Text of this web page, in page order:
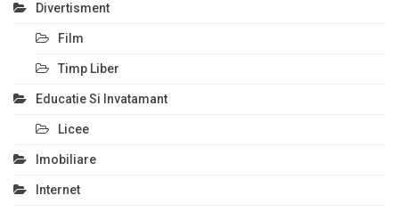
Divertisment
Film
Timp Liber
Educatie Si Invatamant
Licee
Imobiliare
Internet